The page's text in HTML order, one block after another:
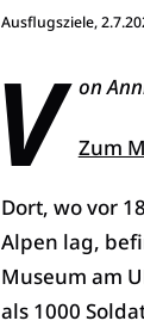
Ausflugsziele,
V on
Zum
Dort, wo vor
Alpen lag,
Museum am
als 1000